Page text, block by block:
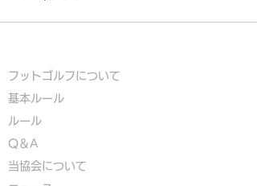
フットゴルフについて
基本ルール
ルール
Q＆A
​当協会について